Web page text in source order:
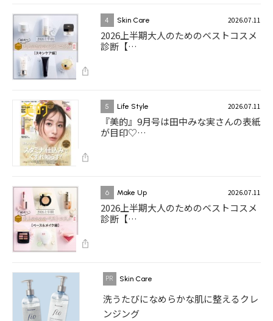
4 Skin Care 2026.07.11
2026上半期大人のためのベストコスメ
診断【…
5 Life Style 2026.07.11
『美的』9月号は田中みな実さんの表紙
が目印♡…
6 Make Up 2026.07.11
2026上半期大人のためのベストコスメ
診断【…
Skin Care
洗うたびになめらかな肌に整えるクレ
ンジング